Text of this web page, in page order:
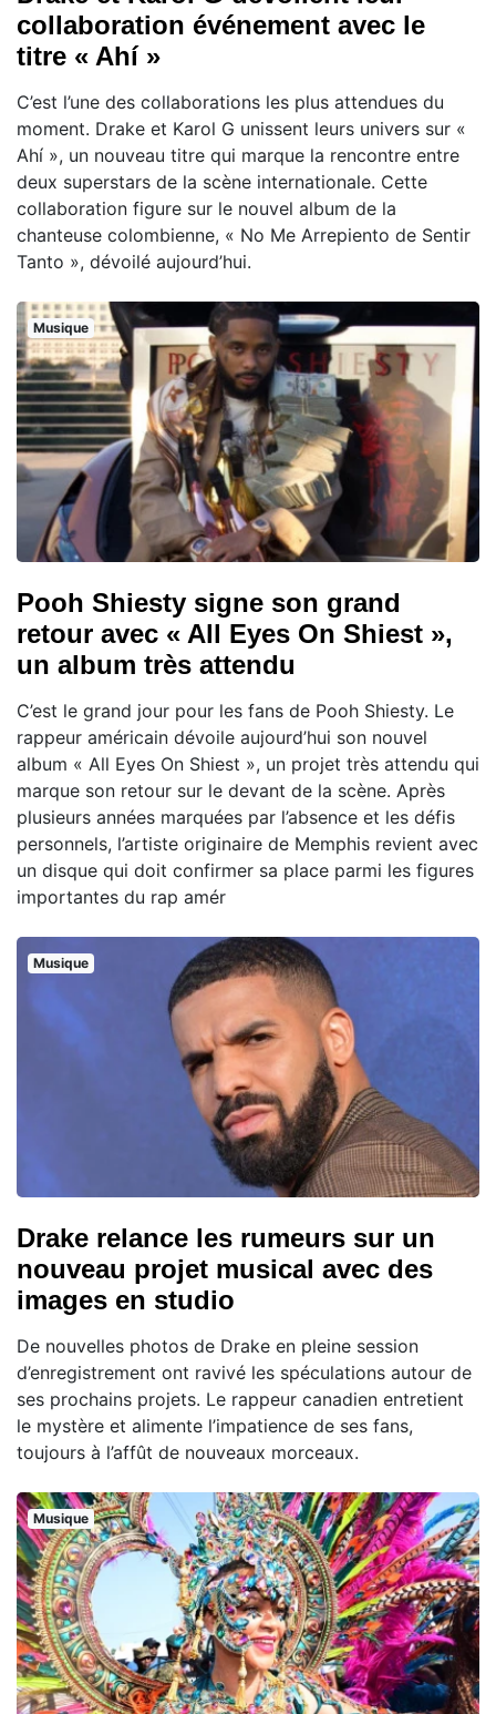
collaboration événement avec le
titre « Ahí »
C’est l’une des collaborations les plus attendues du
moment. Drake et Karol G unissent leurs univers sur «
Ahí », un nouveau titre qui marque la rencontre entre
deux superstars de la scène internationale. Cette
collaboration figure sur le nouvel album de la
chanteuse colombienne, « No Me Arrepiento de Sentir
Tanto », dévoilé aujourd’hui.
Musique
Pooh Shiesty signe son grand
retour avec « All Eyes On Shiest »,
un album très attendu
C’est le grand jour pour les fans de Pooh Shiesty. Le
rappeur américain dévoile aujourd’hui son nouvel
album « All Eyes On Shiest », un projet très attendu qui
marque son retour sur le devant de la scène. Après
plusieurs années marquées par l’absence et les défis
personnels, l’artiste originaire de Memphis revient avec
un disque qui doit confirmer sa place parmi les figures
importantes du rap amér
Musique
Drake relance les rumeurs sur un
nouveau projet musical avec des
images en studio
De nouvelles photos de Drake en pleine session
d’enregistrement ont ravivé les spéculations autour de
ses prochains projets. Le rappeur canadien entretient
le mystère et alimente l’impatience de ses fans,
toujours à l’affût de nouveaux morceaux.
Musique